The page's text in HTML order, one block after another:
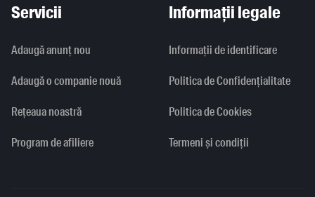
Servicii
Adaugă anunț nou
Adaugă o companie nouă
Rețeaua noastră
Program de afiliere
Informații legale
Informaţii de identificare
Politica de Confidențialitate
Politica de Cookies
Termeni și condiții